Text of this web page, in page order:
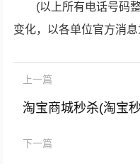
(以上所有电话号码
变化，以各单位官方消
上一篇
淘宝商城秒杀(淘宝
下一篇